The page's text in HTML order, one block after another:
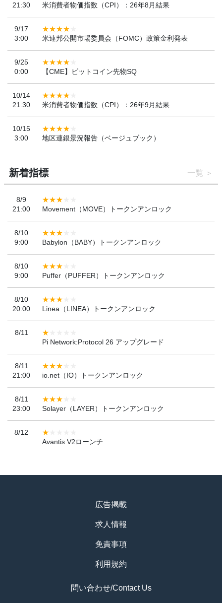
21:30
米消費者物価指数（CPI）：26年8月結果
9/17
3:00
米連邦公開市場委員会（FOMC）政策金利発表
9/25
0:00
【CME】ビットコイン先物SQ
10/14
21:30
米消費者物価指数（CPI）：26年9月結果
10/15
3:00
地区連銀景況報告（ベージュブック）
新着指標 一覧
8/9
21:00
Movement（MOVE）トークンアンロック
8/10
9:00
Babylon（BABY）トークンアンロック
8/10
9:00
Puffer（PUFFER）トークンアンロック
8/10
20:00
Linea（LINEA）トークンアンロック
8/11
Pi Network:Protocol 26 アップグレード
8/11
21:00
io.net（IO）トークンアンロック
8/11
23:00
Solayer（LAYER）トークンアンロック
8/12
Avantis V2ローンチ
広告掲載
求人情報
免責事項
利用規約
問い合わせ/Contact Us